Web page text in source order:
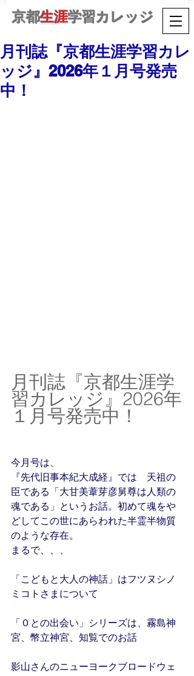
京都生涯学習カレッジ
月刊誌『京都生涯学習カレ
ッジ』2026年１月号発売
中！
月刊誌『京都生涯学
習カレッジ』2026年
１月号発売中！
今月号は、
『先代旧事本紀大成経』では　天祖の
臣である「大甘美葦芽彦舅尊は人類の
魂である」というお話。初めて魂をや
どしてこの世にあらわれた半霊半物質
のような存在。
まるで、、、
「こどもと大人の神話」はフツヌシノ
ミコトさまについて
「０との出会い」シリーズは、霧島神
宮、幣立神宮、知覧でのお話
影山さんのニューヨークブロードウェ